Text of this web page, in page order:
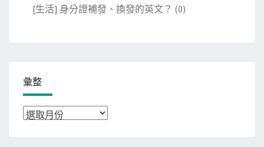
[生活] 身分證補發、換發的英文？ (0)
彙整
彙